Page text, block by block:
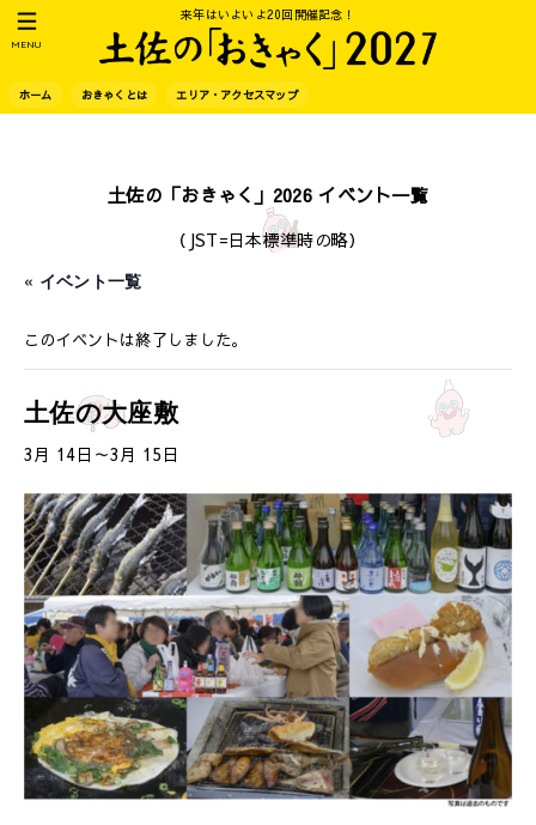
来年はいよいよ20回開催記念！
ホーム おきゃくとは エリア・アクセスマップ
MENU
土佐の「おきゃく」2026 イベント一覧
（JST=日本標準時の略）
« イベント一覧
このイベントは終了しました。
土佐の大座敷
3月 14日 ～3月 15日